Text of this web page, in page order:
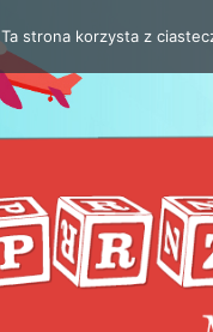
Ta strona korzysta z